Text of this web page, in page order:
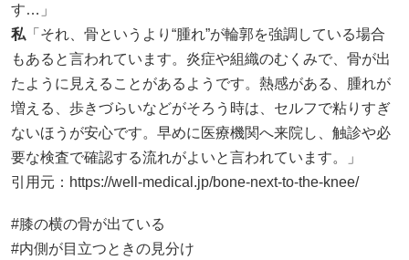
す…」
私 「それ、骨というより“腫れ”が輪郭を強調している場合
もあると言われています。炎症や組織のむくみで、骨が出
たように見えることがあるようです。熱感がある、腫れが
増える、歩きづらいなどがそろう時は、セルフで粘りすぎ
ないほうが安心です。早めに医療機関へ来院し、触診や必
要な検査で確認する流れがよいと言われています。」
引用元： https://well-medical.jp/bone-next-to-the-knee/
#膝の横の骨が出ている
#内側が目立つときの見分け